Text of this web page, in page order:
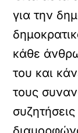
για την
κάθε
του και
τους